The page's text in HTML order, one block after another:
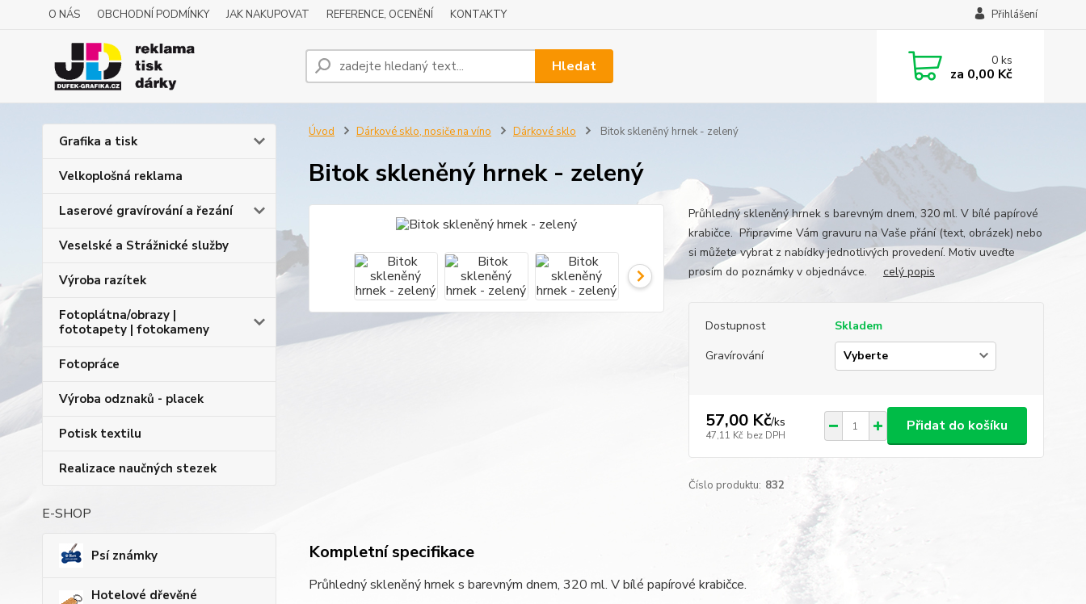
O NÁS OBCHODNÍ PODMÍNKY JAK NAKUPOVAT REFERENCE, OCENĚNÍ KONTAKTY Přihlášení
Hledat 0ks
za 0,00 Kč
Grafika a tisk
Velkoplošná reklama
Laserové gravírování a řezání
Veselské a Strážnické služby
Výroba razítek
Fotoplátna/obrazy |
fototapety | fotokameny
Fotopráce
Výroba odznaků - placek
Potisk textilu
Realizace naučných stezek
E-SHOP
Psí známky
Hotelové dřevěné
Úvod Dárkové sklo, nosiče na víno Dárkové sklo Bitok skleněný hrnek - zelený
Bitok skleněný hrnek - zelený
Průhledný skleněný hrnek s barevným dnem, 320 ml. V bílé papírové
krabičce. Připravíme Vám gravuru na Vaše přání (text, obrázek) nebo
si můžete vybrat z nabídky jednotlivých provedení. Motiv uveďte
prosím do poznámky v objednávce. celý popis
Dostupnost
Skladem
Gravírování
57,00 Kč/ks
47,11 Kč bez DPH
Přidat do košíku
Číslo produktu: 832
Kompletní specifikace
Průhledný skleněný hrnek s barevným dnem, 320 ml. V bílé papírové krabičce.